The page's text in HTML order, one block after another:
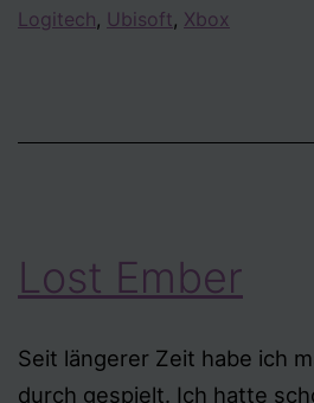
Logitech, Ubisoft, Xbox
Lost Ember
Seit längerer Zeit habe ich
durch gespielt. Ich hatte